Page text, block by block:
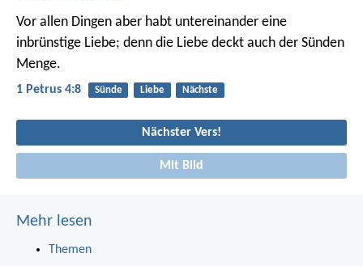
Vor allen Dingen aber habt untereinander eine
inbrünstige Liebe; denn die Liebe deckt auch der Sünden
Menge.
1 Petrus 4:8 Sünde Liebe Nächste
Nächster Vers!
Mit Bild
Mehr lesen
Themen